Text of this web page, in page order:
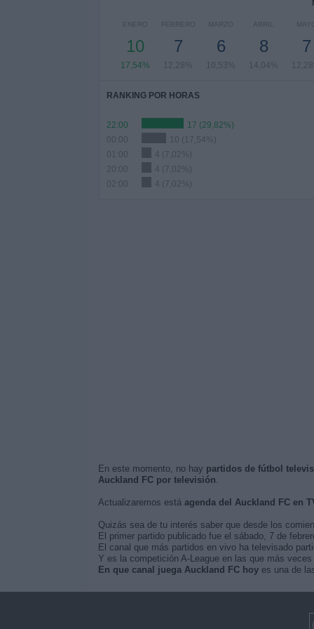
ENERO
10
17,54%
FEBRERO
7
12,28%
MARZO
6
10,53%
ABRIL
8
14,04%
7
RANKING POR HORAS
22:00
17 (29,82%)
10 (17,54%)
4 (7,02%)
20:00
4 (7,02%)
02:00
4 (7,02%)
En este momento, no hay partidos de fútbol
Auckland FC por televisión.
Actualizaremos está agenda del Auckland FC en
Quizás sea de tu interés saber que desde los
El primer partido publicado fue el sábado, 7 de
El canal que más partidos en vivo ha televisado
Y es la competición A-League en las que más
En que canal juega Auckland FC hoyes una de